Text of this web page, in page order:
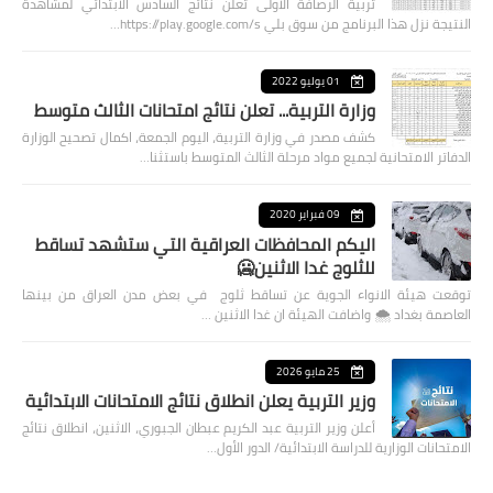
النتيجة نزل هذا البرنامج من سوق بلي https://play.google.com/s…
01 يوليو 2022
وزارة التربية... تعلن نتائج امتحانات الثالث متوسط
كشف مصدر في وزارة التربية، اليوم الجمعة، اكمال تصحيح الوزارة
الدفاتر الامتحانية لجميع مواد مرحلة الثالث المتوسط باستثنا…
09 فبراير 2020
اليكم المحافظات العراقية التي ستشهد تساقط
للثلوج غدا الاثنين🥶
توقعت هيئة الانواء الجوية عن تساقط ثلوج في بعض مدن العراق من بينها
العاصمة بغداد ⁦🌨️⁩ واضافت الهيئة ان غدا الاثنين …
25 مايو 2026
وزير التربية يعلن انطلاق نتائج الامتحانات الابتدائية
أعلن وزير التربية عبد الكريم عبطان الجبوري، الاثنين، انطلاق نتائج
الامتحانات الوزارية للدراسة الابتدائية/ الدور الأول…